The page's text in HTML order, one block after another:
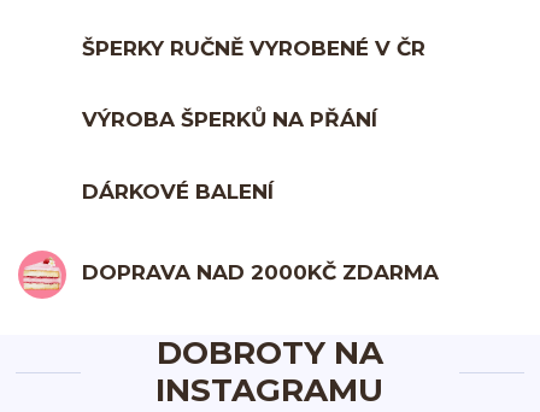
ŠPERKY RUČNĚ VYROBENÉ V ČR
VÝROBA ŠPERKŮ NA PŘÁNÍ
DÁRKOVÉ BALENÍ
DOPRAVA NAD 2000KČ ZDARMA
DOBROTY NA
INSTAGRAMU